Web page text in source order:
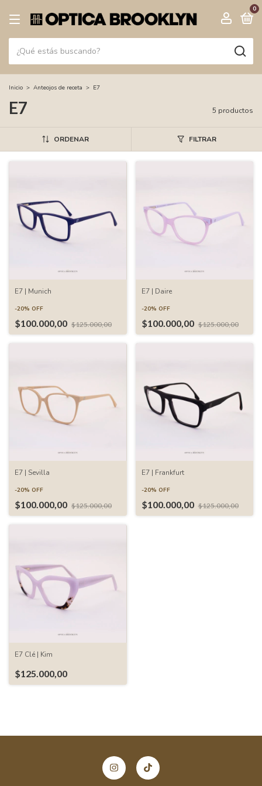
0
Inicio > Anteojos de receta > E7
E7 5 productos
ORDENAR FILTRAR
E7 | Munich
-20% OFF
$100.000,00 $125.000,00
E7 | Daire
-20% OFF
$100.000,00 $125.000,00
E7 | Sevilla
-20% OFF
$100.000,00 $125.000,00
E7 | Frankfurt
-20% OFF
$100.000,00 $125.000,00
E7 Clé | Kim
$125.000,00